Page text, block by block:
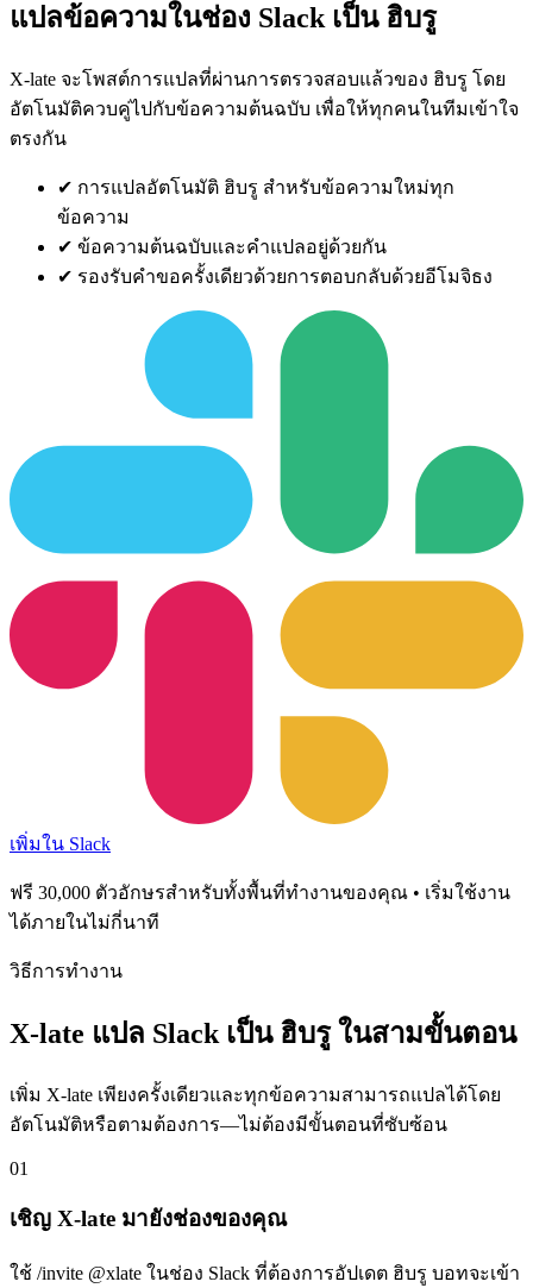
แปลข้อความในช่อง Slack เป็น ฮิบรู
X-late จะโพสต์การแปลที่ผ่านการตรวจสอบแล้วของ ฮิบรู โดย
อัตโนมัติควบคู่ไปกับข้อความต้นฉบับ เพื่อให้ทุกคนในทีมเข้าใจ
ตรงกัน
✔ การแปลอัตโนมัติ ฮิบรู สำหรับข้อความใหม่ทุก
ข้อความ
✔ ข้อความต้นฉบับและคำแปลอยู่ด้วยกัน
✔ รองรับคำขอครั้งเดียวด้วยการตอบกลับด้วยอีโมจิธง
เพิ่มใน Slack
ฟรี 30,000 ตัวอักษรสำหรับทั้งพื้นที่ทำงานของคุณ • เริ่มใช้งาน
ได้ภายในไม่กี่นาที
วิธีการทำงาน
X-late แปล Slack เป็น ฮิบรู ในสามขั้นตอน
เพิ่ม X-late เพียงครั้งเดียวและทุกข้อความสามารถแปลได้โดย
อัตโนมัติหรือตามต้องการ—ไม่ต้องมีขั้นตอนที่ซับซ้อน
01
เชิญ X-late มายังช่องของคุณ
ใช้ /invite @xlate ในช่อง Slack ที่ต้องการอัปเดต ฮิบรู บอทจะเข้า